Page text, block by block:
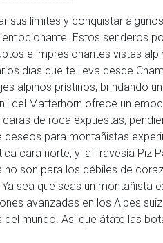
sus límites y conquistar
Estos senderos
e impresionantes vistas
días que te lleva desde
alpinos prístinos, brindando
del Matterhorn ofrece un
de roca expuestas,
para montañistas
cara norte, y la Travesía Piz
son para los débiles de
sea que seas un
avanzadas en los Alpes
mundo. Así que átate las